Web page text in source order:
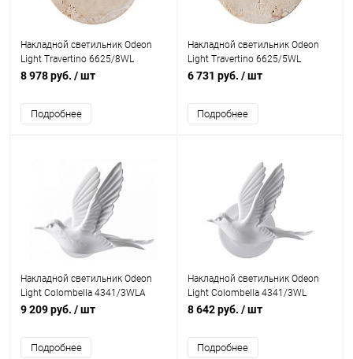
Накладной светильник Odeon
Light Travertino 6625/8WL
8 978 руб. / шт
Подробнее
Накладной светильник Odeon
Light Travertino 6625/5WL
6 731 руб. / шт
Подробнее
Накладной светильник Odeon
Light Colombella 4341/3WLA
9 209 руб. / шт
Подробнее
Накладной светильник Odeon
Light Colombella 4341/3WL
8 642 руб. / шт
Подробнее